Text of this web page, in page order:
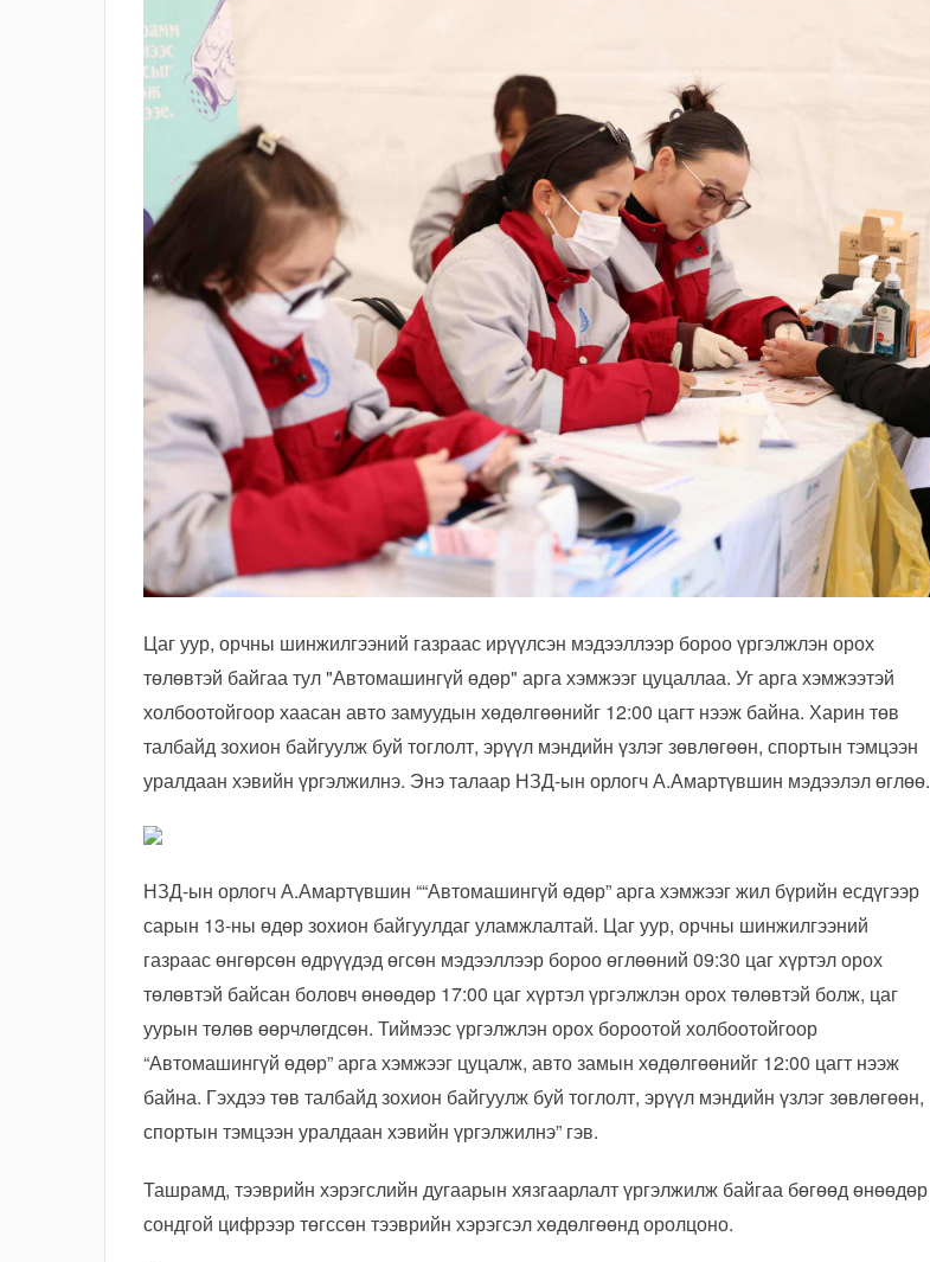
Цаг уур, орчны шинжилгээний газраас ирүүлсэн мэдээллээр бороо үргэлжлэн орох
төлөвтэй байгаа тул "Автомашингүй өдөр" арга хэмжээг цуцаллаа. Уг арга хэмжээтэй
холбоотойгоор хаасан авто замуудын хөдөлгөөнийг 12:00 цагт нээж байна. Харин төв
талбайд зохион байгуулж буй тоглолт, эрүүл мэндийн үзлэг зөвлөгөөн, спортын тэмцээн
уралдаан хэвийн үргэлжилнэ. Энэ талаар НЗД-ын орлогч А.Амартүвшин мэдээлэл өглөө.
НЗД-ын орлогч А.Амартүвшин ““Автомашингүй өдөр” арга хэмжээг жил бүрийн есдүгээр
сарын 13-ны өдөр зохион байгуулдаг уламжлалтай. Цаг уур, орчны шинжилгээний
газраас өнгөрсөн өдрүүдэд өгсөн мэдээллээр бороо өглөөний 09:30 цаг хүртэл орох
төлөвтэй байсан боловч өнөөдөр 17:00 цаг хүртэл үргэлжлэн орох төлөвтэй болж, цаг
уурын төлөв өөрчлөгдсөн. Тиймээс үргэлжлэн орох бороотой холбоотойгоор
“Автомашингүй өдөр” арга хэмжээг цуцалж, авто замын хөдөлгөөнийг 12:00 цагт нээж
байна. Гэхдээ төв талбайд зохион байгуулж буй тоглолт, эрүүл мэндийн үзлэг зөвлөгөөн,
спортын тэмцээн уралдаан хэвийн үргэлжилнэ” гэв.
Ташрамд, тээврийн хэрэгслийн дугаарын хязгаарлалт үргэлжилж байгаа бөгөөд өнөөдөр
сондгой цифрээр төгссөн тээврийн хэрэгсэл хөдөлгөөнд оролцоно.